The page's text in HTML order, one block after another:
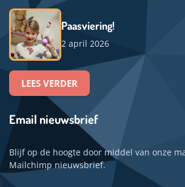
Paasviering!
2 april 2026
LEES VERDER
Email nieuwsbrief
Blijf op de hoogte door middel van onze
Mailchimp nieuwsbrief.